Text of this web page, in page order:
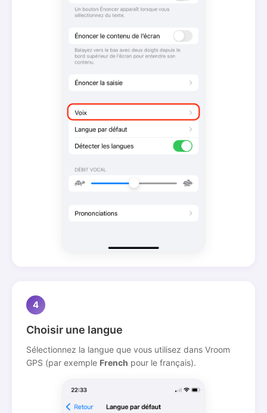
4
Choisir une langue
Sélectionnez la langue que vous utilisez dans Vroom
GPS (par exemple French pour le français).